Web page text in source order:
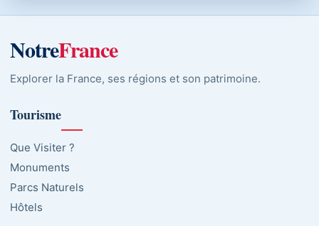
NotreFrance
Explorer la France, ses régions et son patrimoine.
Tourisme
Que Visiter ?
Monuments
Parcs Naturels
Hôtels